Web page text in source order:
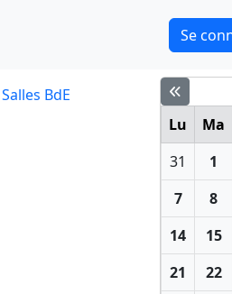
Se
Salles BdE
Lu
Ma
31
1
7
8
14
15
21
22